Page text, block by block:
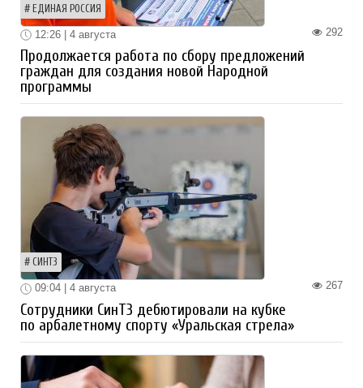
ЕДИНАЯ РОССИЯ
292
12:26 | 4 августа
Продолжается работа по сбору предложений
граждан для создания новой Народной
программы
СИНТЗ
267
09:04 | 4 августа
Сотрудники СинТЗ дебютировали на кубке
по арбалетному спорту «Уральская стрела»